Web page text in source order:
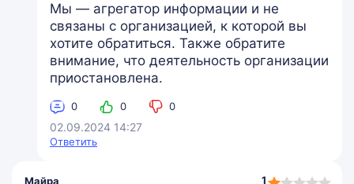
Мы — агрегатор информации и не
связаны с организацией, к которой вы
хотите обратиться. Также обратите
внимание, что деятельность организации
приостановлена.
0 0 0
02.09.2024 14:27
Ответить
Майра 1
1,0